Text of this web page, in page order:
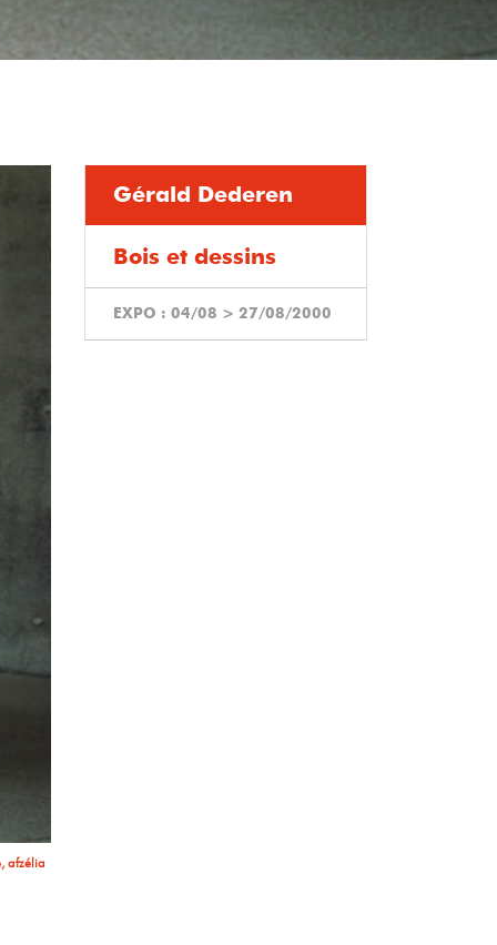
afzélia
afzélia
Gérald Dederen
Bois et dessins
EXPO : 04/08 > 27/08/2000